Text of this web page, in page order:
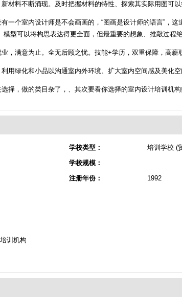
料不断涌现。及时把握材料的特性、探索其实际用图可
个室内设计师是不会画画的，“图画是设计师的语言”，
型可以将构思表达得更全面，但最重要的想象、推敲过程
满意为止。全无后顾之忧。技能+学历，双重保障，高薪
绿化和小品以沟通室内外环境、扩大室内空间感及美化空
，做的类目杂了，、其次要看你选择的室内设计培训机构
学校类型：
培训学校 (
学校规模：
注册年份： 1992
训机构